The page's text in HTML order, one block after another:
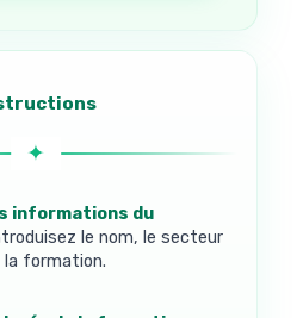
informations du
le nom, le secteur
formation.